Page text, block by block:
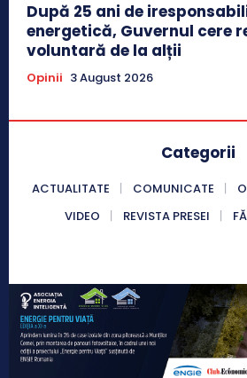
După 25 ani de
energetică, Guvernul cere
voluntară de la alții
Opinii 3 August 2026
Categorii
ACTUALITATE COMUNICATE
VIDEO
REVISTA PRESEI